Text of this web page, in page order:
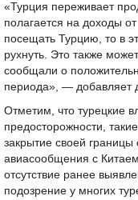
«Турция переживает
полагается на доходы
посещать Турцию, то в
рухнуть. Это также
сообщали о
периода», — добавляет
Отметим, что турецкие
предосторожности,
закрытие своей
авиасообщения с
отсутствие ранее
подозрение у многих